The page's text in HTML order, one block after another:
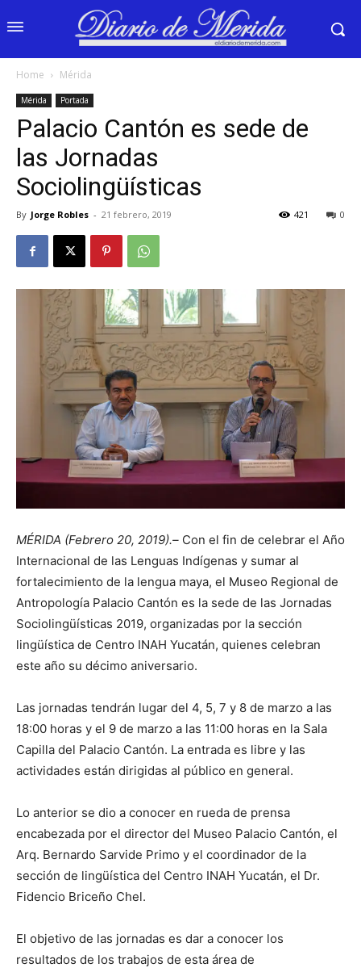
Home Mérida
Mérida Portada
Palacio Cantón es sede de
las Jornadas
Sociolingüísticas
By Jorge Robles - 21 febrero, 2019 0
421
MÉRIDA (Febrero 20, 2019).– Con el fin de celebrar el Año
Internacional de las Lenguas Indígenas y sumar al
fortalecimiento de la lengua maya, el Museo Regional de
Antropología Palacio Cantón es la sede de las Jornadas
Sociolingüísticas 2019, organizadas por la sección
lingüística de Centro INAH Yucatán, quienes celebran
este año su décimo aniversario.
Las jornadas tendrán lugar del 4, 5, 7 y 8 de marzo a las
18:00 horas y el 9 de marzo a las 11:00 horas en la Sala
Capilla del Palacio Cantón. La entrada es libre y las
actividades están dirigidas al público en general.
Lo anterior se dio a conocer en rueda de prensa
encabezada por el director del Museo Palacio Cantón, el
Arq. Bernardo Sarvide Primo y el coordinador de la
sección de lingüística del Centro INAH Yucatán, el Dr.
Fidencio Briceño Chel.
El objetivo de las jornadas es dar a conocer los
resultados de los trabajos de esta área de